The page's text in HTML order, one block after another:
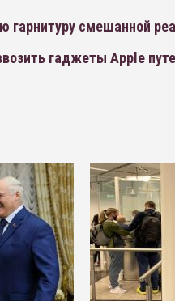
смешанной
гаджеты Apple